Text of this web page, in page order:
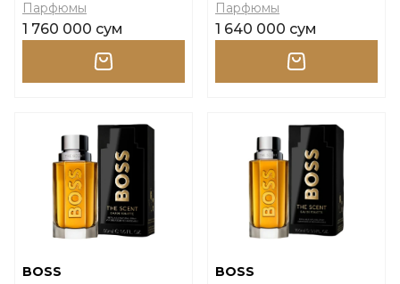
Парфюмы
1 760 000 сум
Парфюмы
1 640 000 сум
BOSS
BOSS